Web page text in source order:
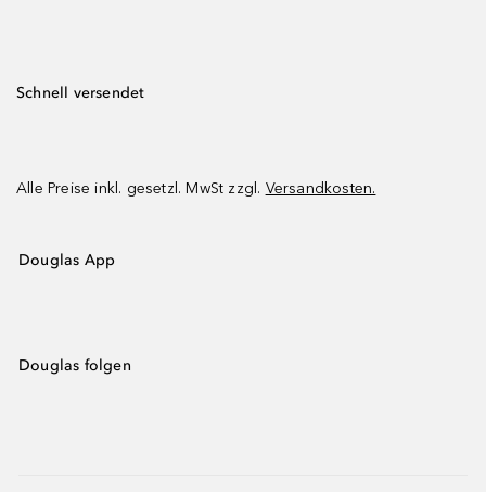
Schnell versendet
Alle Preise inkl. gesetzl. MwSt zzgl. Versandkosten.
Douglas App
Douglas folgen